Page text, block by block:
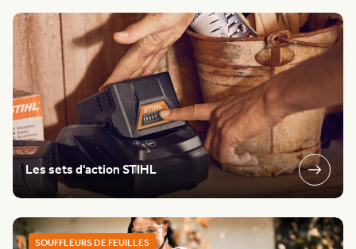
Les sets d'action STIHL
SOUFFLEURS DE FEUILLES